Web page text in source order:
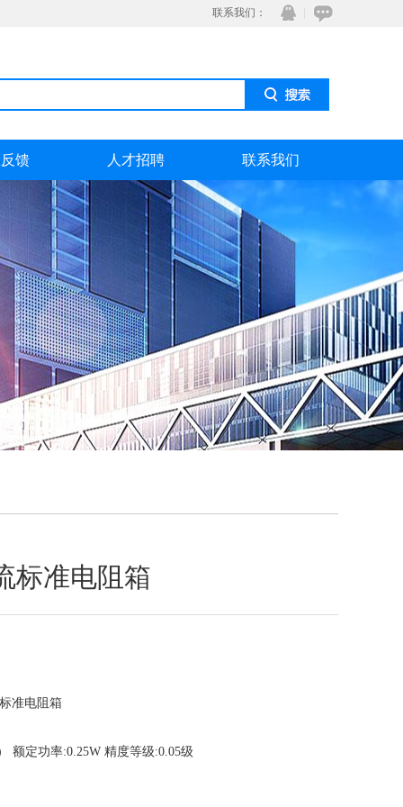
联系我们：
在线咨
QQ
馈 人才招聘 联系我们
标准电阻箱
准电阻箱
额定功率:0.25W 精度等级:0.05级